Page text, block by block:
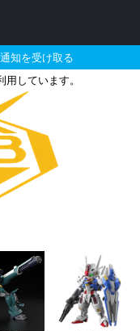
知を受け取る
しています。
トガンダ